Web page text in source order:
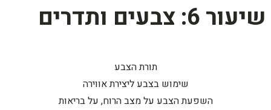
שיעור 6: צבעים ותדרים
תורת הצבע
שימוש בצבע ליצירת אווירה
השפעת הצבע על מצב הרוח, על בריאות